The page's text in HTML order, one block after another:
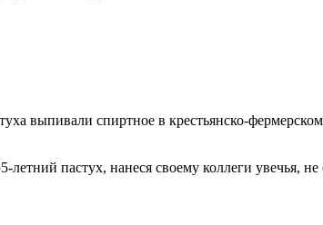
выпивали спиртное в крестьянско-
пастух, нанеся своему коллеги увечья,